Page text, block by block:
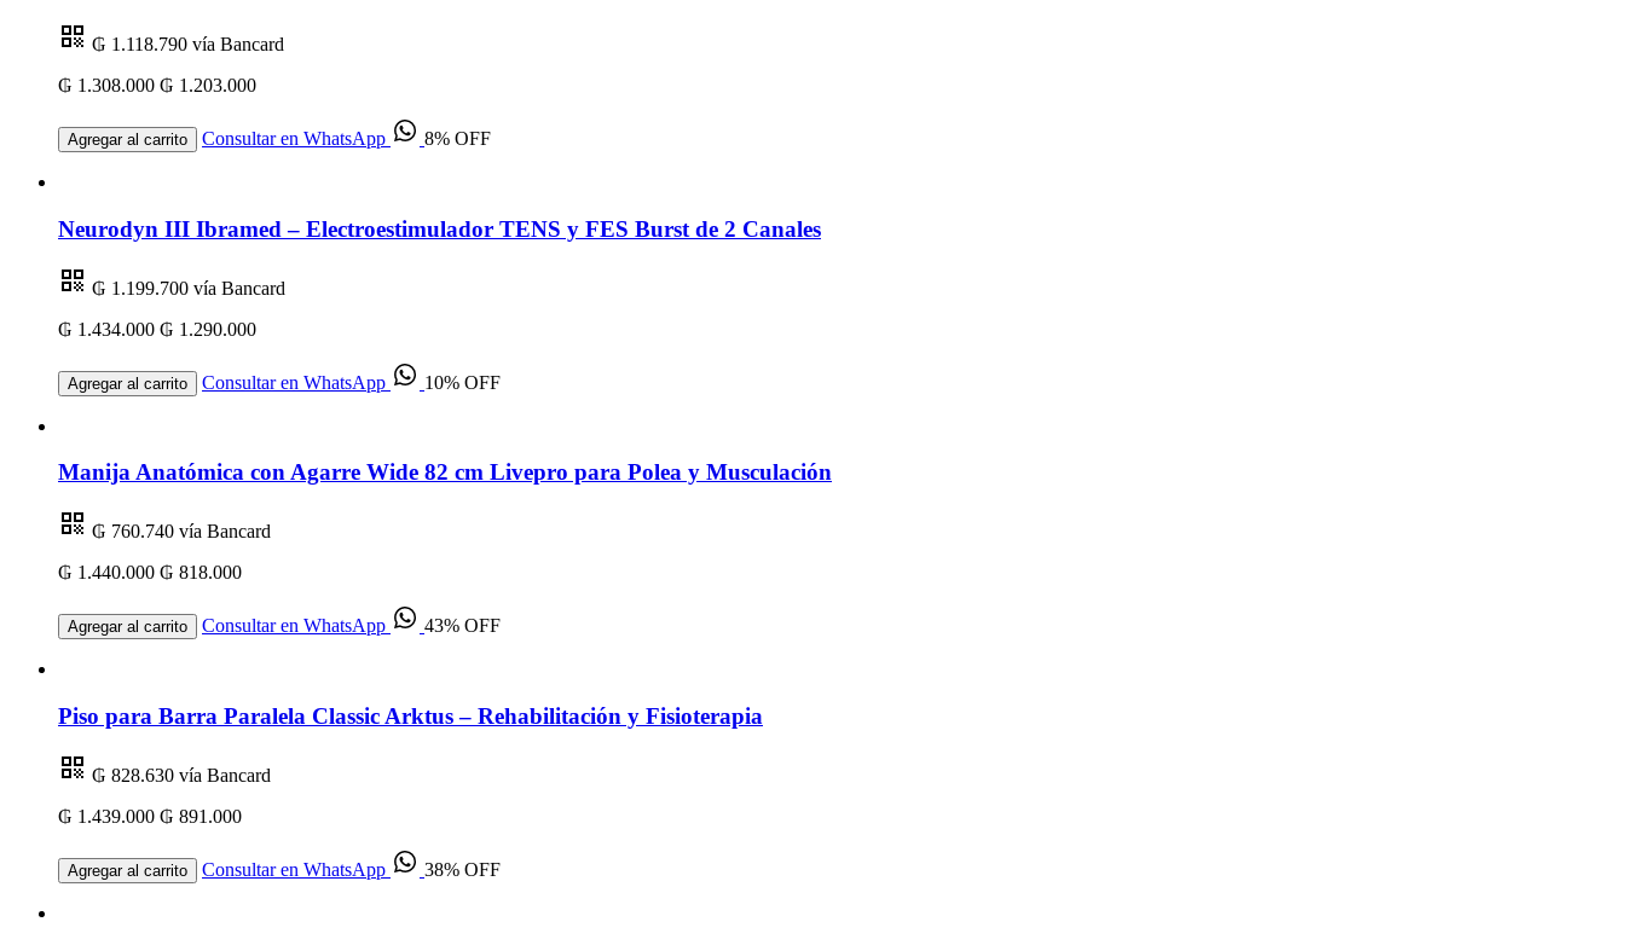
₲ 1.118.790 vía Bancard
₲ 1.308.000 ₲ 1.203.000
Agregar al carrito Consultar en WhatsApp 8% OFF
Neurodyn III Ibramed – Electroestimulador TENS y FES Burst de 2 Canales
₲ 1.199.700 vía Bancard
₲ 1.434.000 ₲ 1.290.000
Agregar al carrito Consultar en WhatsApp 10% OFF
Manija Anatómica con Agarre Wide 82 cm Livepro para Polea y Musculación
₲ 760.740 vía Bancard
₲ 1.440.000 ₲ 818.000
Agregar al carrito Consultar en WhatsApp 43% OFF
Piso para Barra Paralela Classic Arktus – Rehabilitación y Fisioterapia
₲ 828.630 vía Bancard
₲ 1.439.000 ₲ 891.000
Agregar al carrito Consultar en WhatsApp 38% OFF